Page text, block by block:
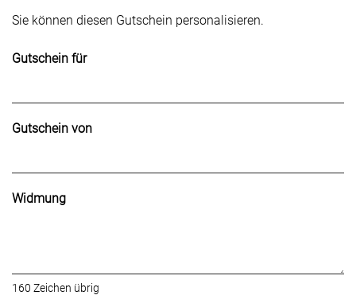
Sie können diesen Gutschein personalisieren.
Gutschein für
Gutschein von
Widmung
160 Zeichen übrig